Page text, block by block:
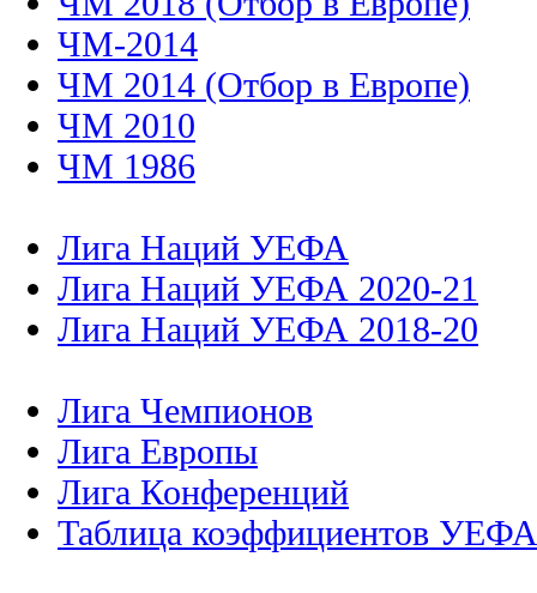
ЧМ-2014
ЧМ 2014 (Отбор в Европе)
ЧМ 2010
ЧМ 1986
Лига Наций УЕФА
Лига Наций УЕФА 2020-21
Лига Наций УЕФА 2018-20
Лига Чемпионов
Лига Европы
Лига Конференций
Таблица коэффициентов УЕФА